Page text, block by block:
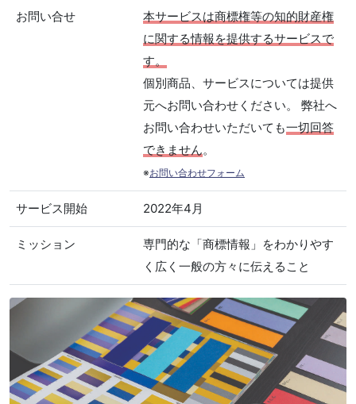
お問い合せ
本サービスは商標権等の知的財産権
に関する情報を提供するサービスで
す。
個別商品、サービスについては提供
元へお問い合わせください。 弊社へ
お問い合わせいただいても一切回答
できません。
※お問い合わせフォーム
サービス開始 2022年4月
ミッション
専門的な「商標情報」をわかりやす
く広く一般の方々に伝えること